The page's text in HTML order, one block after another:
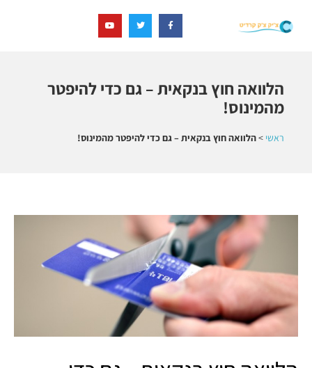
הלוואה חוץ בנקאית – גם כדי להיפטר
מהמינוס!
ראשי >הלוואה חוץ בנקאית – גם כדי להיפטר מהמינוס!